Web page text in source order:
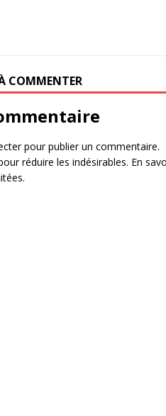
COMMENTER
pour publier un commentaire.
réduire les indésirables. En
.